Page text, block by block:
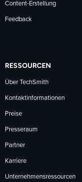
Content-Erstellung
Feedback
RESSOURCEN
Über TechSmith
Kontaktinformationen
Preise
Presseraum
Partner
Karriere
Unternehmensressourcen